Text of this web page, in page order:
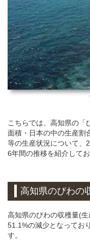
こちらでは、高知県の「
面積・日本の中の生産割
等の生産状況について、
6年間の推移を紹介してお
高知県のびわの
高知県のびわの収穫量(
51.1%の減少となってお
す。